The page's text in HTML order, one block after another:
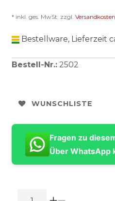
* inkl. ges. MwSt. zzgl. Versandkosten
Bestellware, Lieferzeit
Bestell-Nr.: 2502
WUNSCHLISTE
Fragen zu
Über WhatsApp